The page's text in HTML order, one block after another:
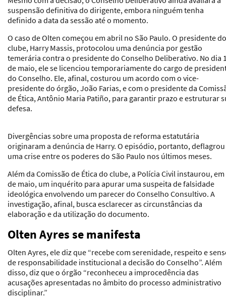
suspensão definitiva do dirigente, embora ninguém tenha
definido a data da sessão até o momento.
O caso de Olten começou em abril no São Paulo. O presidente do
clube, Harry Massis, protocolou uma denúncia por gestão
temerária contra o presidente do Conselho Deliberativo. No dia
de maio, ele se licenciou temporariamente do cargo de
do Conselho. Ele, afinal, costurou um acordo com o vice-
presidente do órgão, João Farias, e com o presidente da
de Ética, Antônio Maria Patiño, para garantir prazo e estruturar
defesa.
Divergências sobre uma proposta de reforma estatutária
originaram a denúncia de Harry. O episódio, portanto, deflagrou
uma crise entre os poderes do São Paulo nos últimos meses.
Além da Comissão de Ética do clube, a Polícia Civil instaurou, em
de maio, um inquérito para apurar uma suspeita de falsidade
ideológica envolvendo um parecer do Conselho Consultivo. A
investigação, afinal, busca esclarecer as circunstâncias da
elaboração e da utilização do documento.
Olten Ayres se manifesta
Olten Ayres, ele diz que “recebe com serenidade, respeito e
de responsabilidade institucional a decisão do Conselho”. Além
disso, diz que o órgão “reconheceu a improcedência das
acusações apresentadas no âmbito do processo administrativo
disciplinar.”